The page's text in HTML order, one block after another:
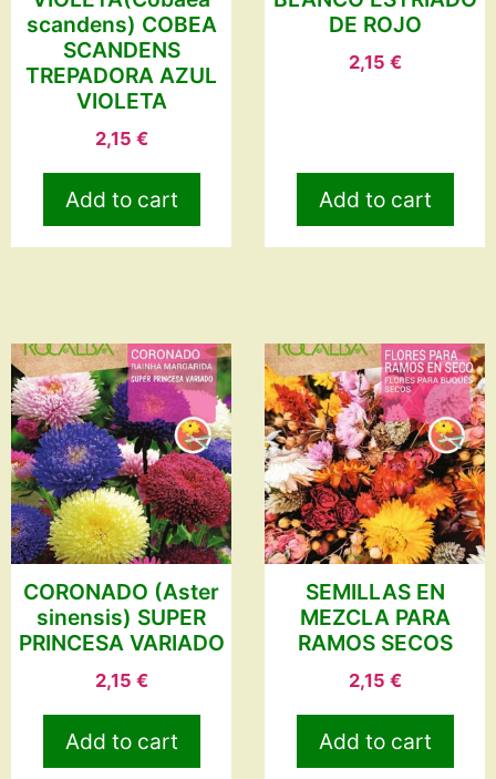
scandens) COBEA
SCANDENS
TREPADORA AZUL
VIOLETA
2,15 €
Add to cart
DE ROJO
2,15 €
Add to cart
CORONADO (Aster
sinensis) SUPER
PRINCESA VARIADO
2,15 €
Add to cart
SEMILLAS EN
MEZCLA PARA
RAMOS SECOS
2,15 €
Add to cart